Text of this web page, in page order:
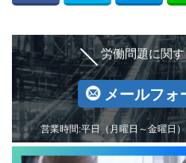
労働問題に関
メールフォ
営業時間:平日（月曜日～金曜日